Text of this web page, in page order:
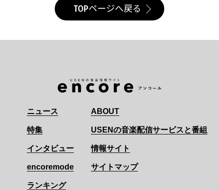
TOPページへ戻る
ニュース
特集
インタビュー
encoremode
ランキング
ABOUT
USENの音楽配信サービスと番組
情報サイト
サイトマップ